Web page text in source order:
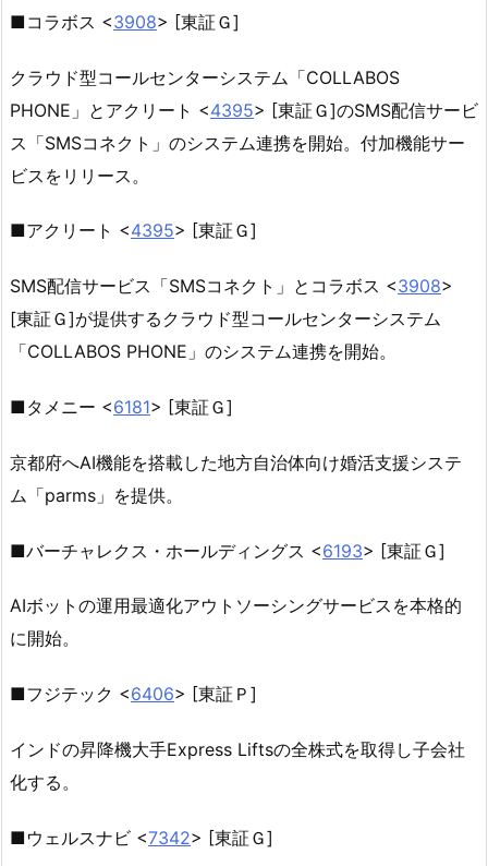
■コラボス <3908> [東証Ｇ]
クラウド型コールセンターシステム「COLLABOS
PHONE」とアクリート <4395> [東証Ｇ]のSMS配信サービ
ス「SMSコネクト」のシステム連携を開始。付加機能サー
ビスをリリース。
■アクリート <4395> [東証Ｇ]
SMS配信サービス「SMSコネクト」とコラボス <3908>
[東証Ｇ]が提供するクラウド型コールセンターシステム
「COLLABOS PHONE」のシステム連携を開始。
■タメニー <6181> [東証Ｇ]
京都府へAI機能を搭載した地方自治体向け婚活支援システ
ム「parms」を提供。
■バーチャレクス・ホールディングス <6193> [東証Ｇ]
AIボットの運用最適化アウトソーシングサービスを本格的
に開始。
■フジテック <6406> [東証Ｐ]
インドの昇降機大手Express Liftsの全株式を取得し子会社
化する。
■ウェルスナビ <7342> [東証Ｇ]